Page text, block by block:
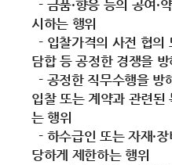
- 금품·향응 등의 공여·
시하는 행위
- 입찰가격의 사전 협의
담합 등 공정한 경쟁을 방
- 공정한 직무수행을 방
입찰 또는 계약과 관련된
는 행위
- 하수급인 또는 자재·
당하게 제한하는 행위